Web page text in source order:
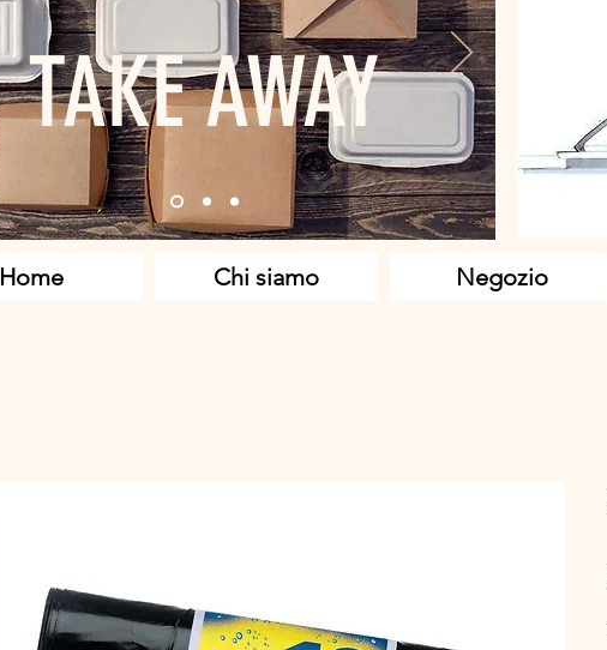
TAKE AWAY
Home Chi siamo Negozio